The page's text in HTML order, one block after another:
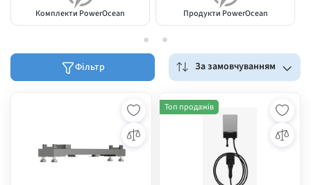
Комплекти PowerOcean Продукти PowerOcean
Фільтр За замовчуванням
Топ продажів